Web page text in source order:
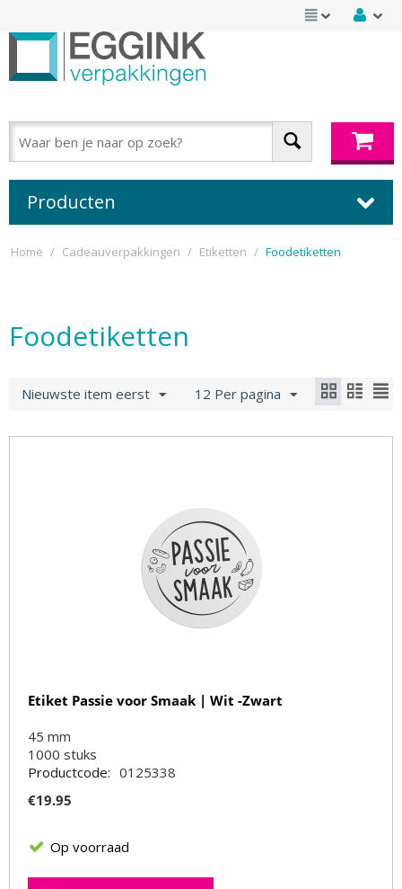
Producten
Home / Cadeauverpakkingen / Etiketten / Foodetiketten
Foodetiketten
Nieuwste item eerst 12 Per pagina
Etiket Passie voor Smaak | Wit -Zwart
45 mm
1000 stuks
Productcode: 0125338
€19.95
Op voorraad